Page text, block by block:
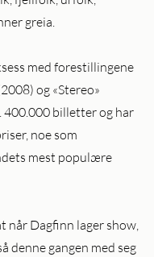
greia.
med forestillingene
og «Stereo»
400.000 billetter og har
noe som
mest populære
når Dagfinn lager show,
denne gangen med seg